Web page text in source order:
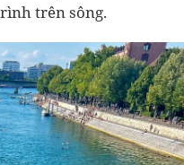
trên sông.